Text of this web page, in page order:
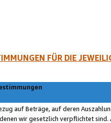
FÜR DIE
auf Beträge, auf deren
wir gesetzlich verpflichtet